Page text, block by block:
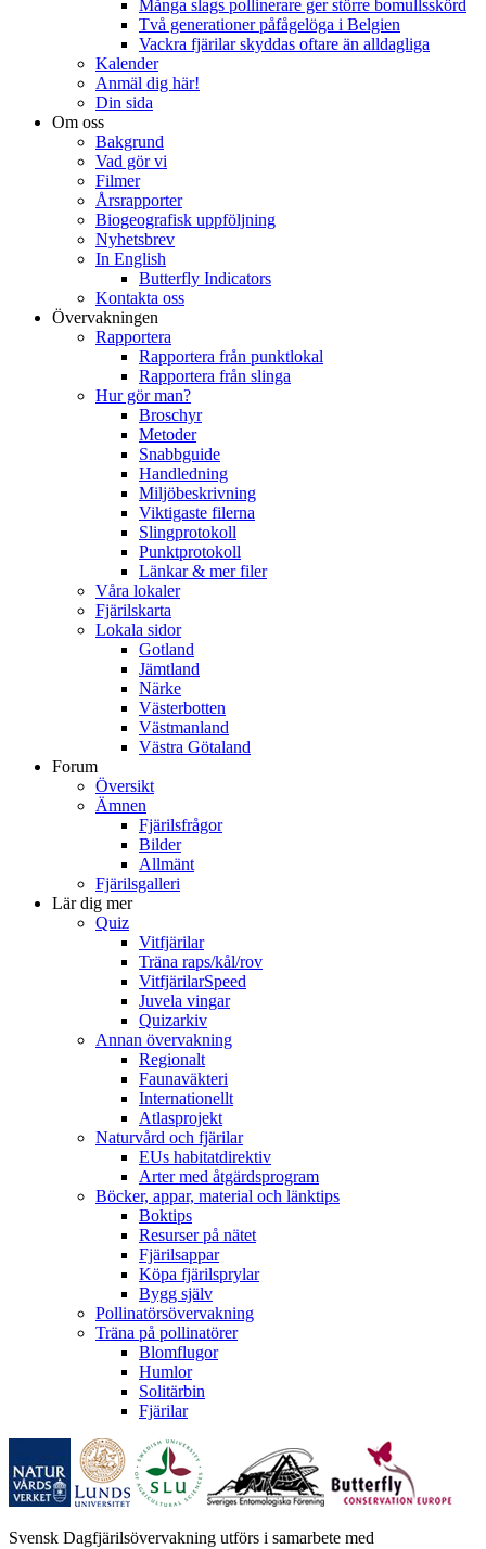
Många slags pollinerare ger större bomullsskörd
Två generationer påfågelöga i Belgien
Vackra fjärilar skyddas oftare än alldagliga
Kalender
Anmäl dig här!
Din sida
Om oss
Bakgrund
Vad gör vi
Filmer
Årsrapporter
Biogeografisk uppföljning
Nyhetsbrev
In English
Butterfly Indicators
Kontakta oss
Övervakningen
Rapportera
Rapportera från punktlokal
Rapportera från slinga
Hur gör man?
Broschyr
Metoder
Snabbguide
Handledning
Miljöbeskrivning
Viktigaste filerna
Slingprotokoll
Punktprotokoll
Länkar & mer filer
Våra lokaler
Fjärilskarta
Lokala sidor
Gotland
Jämtland
Närke
Västerbotten
Västmanland
Västra Götaland
Forum
Översikt
Ämnen
Fjärilsfrågor
Bilder
Allmänt
Fjärilsgalleri
Lär dig mer
Quiz
Vitfjärilar
Träna raps/kål/rov
VitfjärilarSpeed
Juvela vingar
Quizarkiv
Annan övervakning
Regionalt
Faunaväkteri
Internationellt
Atlasprojekt
Naturvård och fjärilar
EUs habitatdirektiv
Arter med åtgärdsprogram
Böcker, appar, material och länktips
Boktips
Resurser på nätet
Fjärilsappar
Köpa fjärilsprylar
Bygg själv
Pollinatörsövervakning
Träna på pollinatörer
Blomflugor
Humlor
Solitärbin
Fjärilar
Svensk Dagfjärilsövervakning utförs i samarbete med